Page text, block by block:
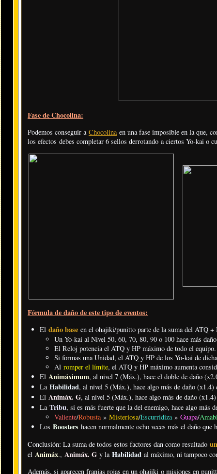
Fase de Chocolina:
Podemos conseguir a Chocolina en una fase imposible en la que,
los efectos debes completar 6 sellos derrotando a ciertos Yo-kai o
Fórmula de daño de este tipo de eventos:
El daño base en el ohajiki/punitto parte de la suma del ATQ
Un Yo-kai al Nivel 50, 60, 70, 80, 90 o 100 hace más
El Reloj potencia el ATQ y HP máximo de todo el equipo.
Si formas una Unidad, el ATQ y HP de los Yo-kai de
Al romper el límite, el ATQ y HP máximo aumenta
El Animáximum, al nivel 7 (Máx.), hace el doble de daño
La Habilidad, al nivel 5 (Máx.), hace algo más de daño (x1.4)
El Animáx. G, al nivel 5 (Máx.), hace algo más de daño
La Tribu, si es más fuerte que la del enemigo, hace algo más
Valiente/Robusta » Misteriosa/Escurridiza » Guapa/
Los Boosters hacen normalmente ocho veces más el daño que
Conclusión: La suma de todos estos factores dan como resultado
el Animáx., Animáx. G y la Habilidad al máximo, ni tampoco
Además, si aparecen franjas rojas en un ohajiki o misiones en